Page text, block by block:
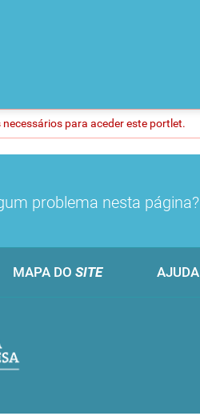
para aceder este portlet.
problema nesta página?
MAPA DO SITE AJUDA